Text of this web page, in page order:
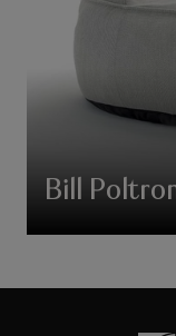
Bill